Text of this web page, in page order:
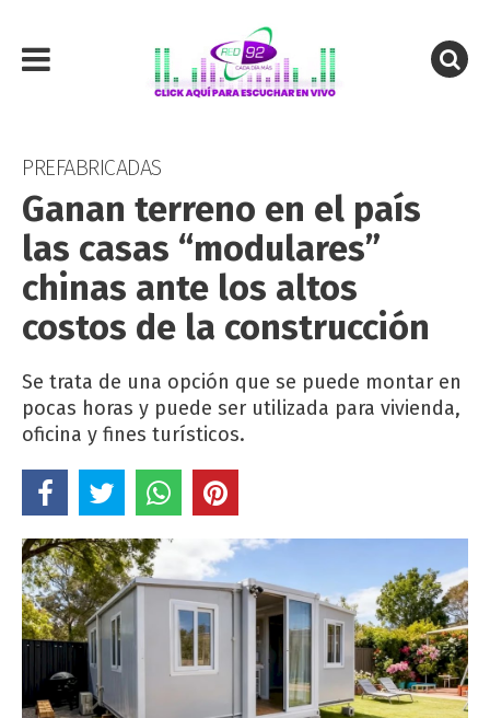
PREFABRICADAS
Ganan terreno en el país
las casas “modulares”
chinas ante los altos
costos de la construcción
Se trata de una opción que se puede montar en
pocas horas y puede ser utilizada para vivienda,
oficina y fines turísticos.